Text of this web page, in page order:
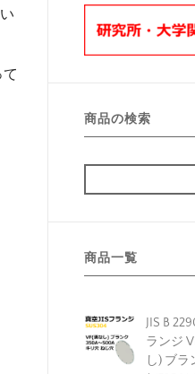
て
商品の検索
商品一覧
JIS B
ランジ
し) ブラ